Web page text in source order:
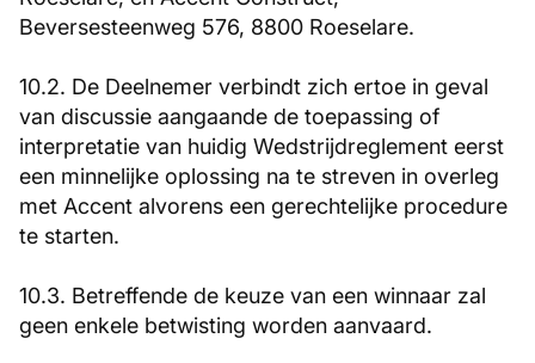
Beversesteenweg 576, 8800 Roeselare.
10.2. De Deelnemer verbindt zich ertoe in geval
van discussie aangaande de toepassing of
interpretatie van huidig Wedstrijdreglement eerst
een minnelijke oplossing na te streven in overleg
met Accent alvorens een gerechtelijke procedure
te starten.
10.3. Betreffende de keuze van een winnaar zal
geen enkele betwisting worden aanvaard.